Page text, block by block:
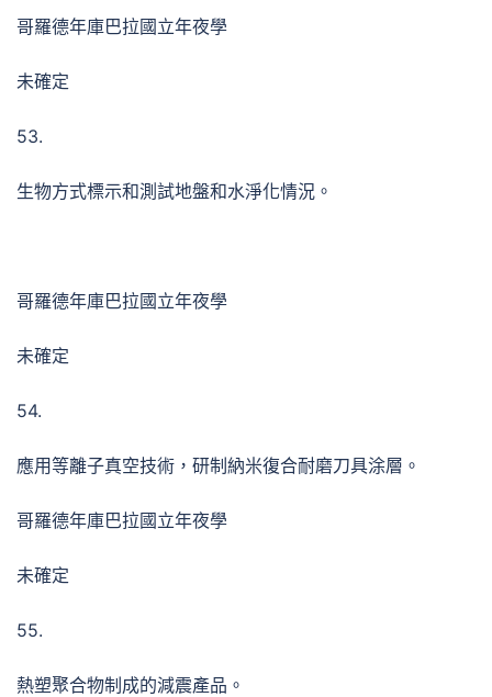
哥羅德年庫巴拉國立年夜學
未確定
53.
生物方式標示和測試地盤和水淨化情況。
哥羅德年庫巴拉國立年夜學
未確定
54.
應用等離子真空技術，研制納米復合耐磨刀具涂層。
哥羅德年庫巴拉國立年夜學
未確定
55.
熱塑聚合物制成的減震產品。